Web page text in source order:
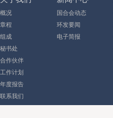
概况
章程
组成
秘书处
合作伙伴
工作计划
年度报告
联系我们
国合会动态
环发要闻
电子简报